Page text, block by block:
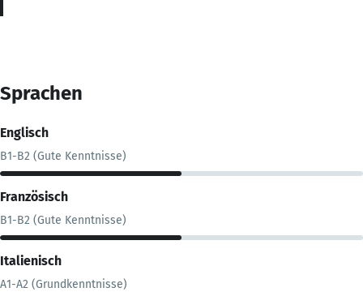
Sprachen
Englisch
B1-B2 (Gute Kenntnisse)
Französisch
B1-B2 (Gute Kenntnisse)
Italienisch
A1-A2 (Grundkenntnisse)